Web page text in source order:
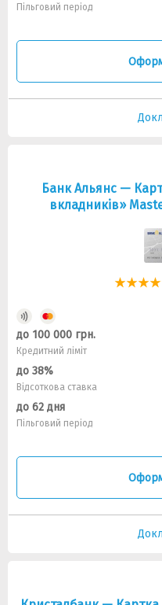
Пільговий період
Банк Альянс —
вкладників»
до 100 000 грн.
Кредитний ліміт
до 38%
Відсоткова ставка
до 62 дня
Пільговий період